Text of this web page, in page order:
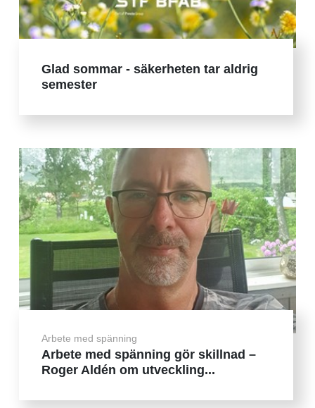
Glad sommar - säkerheten tar aldrig
semester
Arbete med spänning
Arbete med spänning gör skillnad –
Roger Aldén om utveckling...